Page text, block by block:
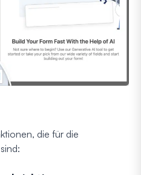
die für die